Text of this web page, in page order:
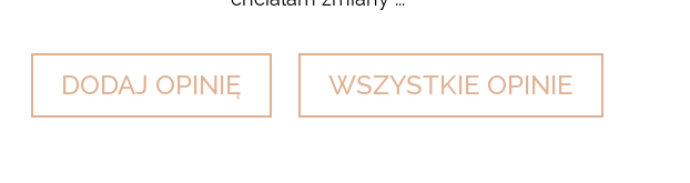
DODAJ OPINIĘ WSZYSTKIE OPINIE